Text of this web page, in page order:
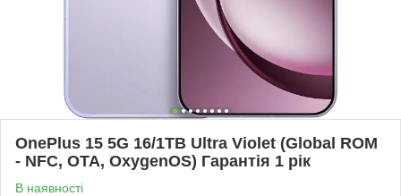
OnePlus 15 5G 16/1TB Ultra Violet (Global ROM
- NFC, OTA, OxygenOS) Гарантія 1 рік
В наявності